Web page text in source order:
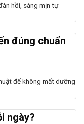
hồi, sáng mịn tự
đúng chuẩn
để không mất dưỡng
ngày?